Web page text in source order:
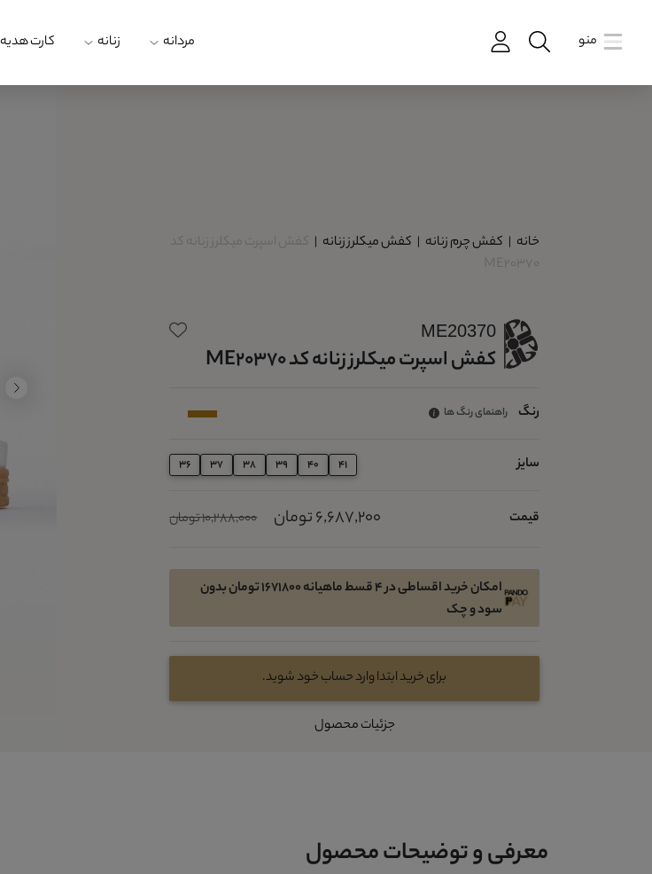
منو مردانه زنانه کارت هدیه
خانه | کفش چرم زنانه | کفش میکلرز زنانه | کفش اسپرت میکلرز زنانه کد
ME20370
ME20370
کفش اسپرت میکلرز زنانه کد ME20370
رنگ راهنمای رنگ ها
سایز 36 37 38 39 40 41
قیمت 6,687,200 تومان 10,288,000 تومان
امکان خرید اقساطی در 4 قسط ماهیانه 1671800 تومان بدون
سود و چک
برای خرید ابتدا وارد حساب خود شوید.
جزئیات محصول
معرفی و توضیحات محصول